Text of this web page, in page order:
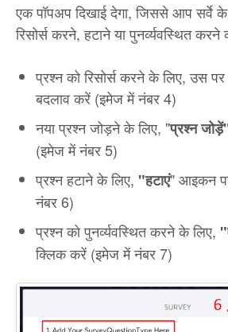
एक पॉपअप दिखाई देगा, जिससे आप सर्वे
रिसोर्स करने, हटाने या पुनर्व्यवस्थित करने
प्रश्न को रिसोर्स करने के लिए, उस
बदलाव करें (इमेज में नंबर 4)
नया प्रश्न जोड़ने के लिए, "प्रश्न
(इमेज में नंबर 5)
प्रश्न हटाने के लिए, "हटाएं" आइकन
नंबर 6)
प्रश्न को पुनर्व्यवस्थित करने के लिए,
क्लिक करें (इमेज में नंबर 7)